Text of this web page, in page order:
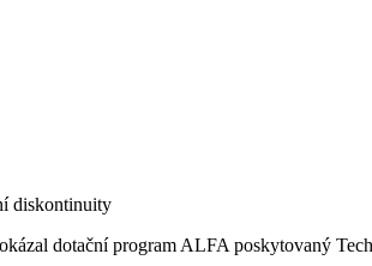
diskontinuity
dotační program ALFA poskytovaný